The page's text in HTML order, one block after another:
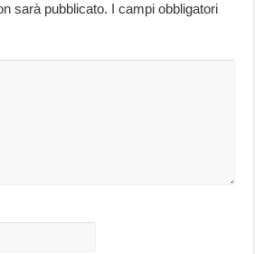
sarà pubblicato. I campi obbligatori